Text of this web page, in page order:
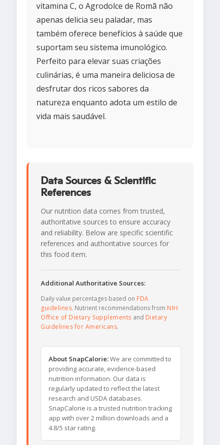
vitamina C, o Agrodolce de Romã não
apenas delicia seu paladar, mas
também oferece benefícios à saúde que
suportam seu sistema imunológico.
Perfeito para elevar suas criações
culinárias, é uma maneira deliciosa de
desfrutar dos ricos sabores da
natureza enquanto adota um estilo de
vida mais saudável.
Data Sources & Scientific
References
Our nutrition data comes from trusted,
authoritative sources to ensure accuracy
and reliability. Below are specific scientific
references and authoritative sources for
this food item.
Additional Authoritative Sources:
Daily value percentages based on FDA
guidelines. Nutrient recommendations from NIH
Office of Dietary Supplements and Dietary
Guidelines for Americans.
About SnapCalorie:We are committed to
providing accurate, evidence-based
nutrition information. Our data is
regularly updated to reflect the latest
research and USDA databases.
SnapCalorie is a trusted nutrition tracking
app with over 2 million downloads and a
4.8/5 star rating.